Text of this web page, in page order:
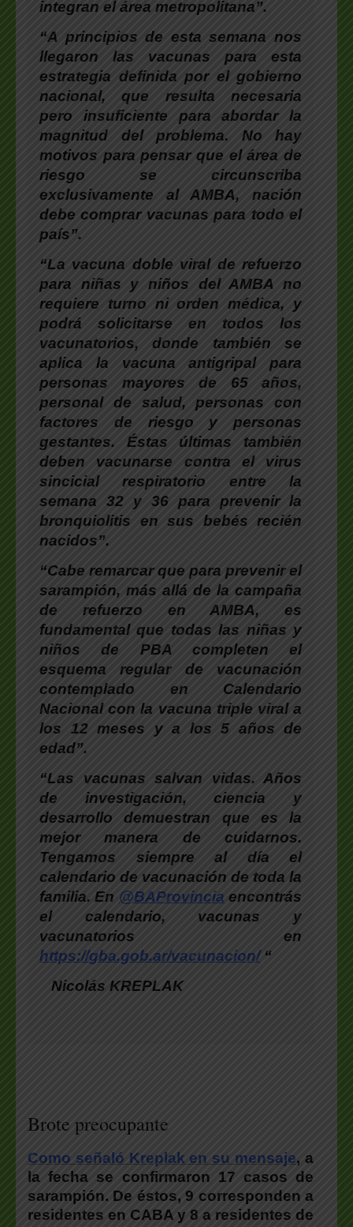
integran el área metropolitana”.
“A principios de esta semana nos
llegaron las vacunas para esta
estrategia definida por el gobierno
nacional, que resulta necesaria
pero insuficiente para abordar la
magnitud del problema. No hay
motivos para pensar que el área de
riesgo se circunscriba
exclusivamente al AMBA, nación
debe comprar vacunas para todo el
país”.
“La vacuna doble viral de refuerzo
para niñas y niños del AMBA no
requiere turno ni orden médica, y
podrá solicitarse en todos los
vacunatorios, donde también se
aplica la vacuna antigripal para
personas mayores de 65 años,
personal de salud, personas con
factores de riesgo y personas
gestantes. Éstas últimas también
deben vacunarse contra el virus
sincicial respiratorio entre la
semana 32 y 36 para prevenir la
bronquiolitis en sus bebés recién
nacidos”.
“Cabe remarcar que para prevenir el
sarampión, más allá de la campaña
de refuerzo en AMBA, es
fundamental que todas las niñas y
niños de PBA completen el
esquema regular de vacunación
contemplado en Calendario
Nacional con la vacuna triple viral a
los 12 meses y a los 5 años de
edad”.
“Las vacunas salvan vidas. Años
de investigación, ciencia y
desarrollo demuestran que es la
mejor manera de cuidarnos.
Tengamos siempre al día el
calendario de vacunación de toda la
familia. En @BAProvincia encontrás
el calendario, vacunas y
vacunatorios en
https://gba.gob.ar/vacunacion/ “
Nicolás KREPLAK
Brote preocupante
Como señaló Kreplak en su mensaje, a
la fecha se confirmaron 17 casos de
sarampión. De éstos, 9 corresponden a
residentes en CABA y 8 a residentes de